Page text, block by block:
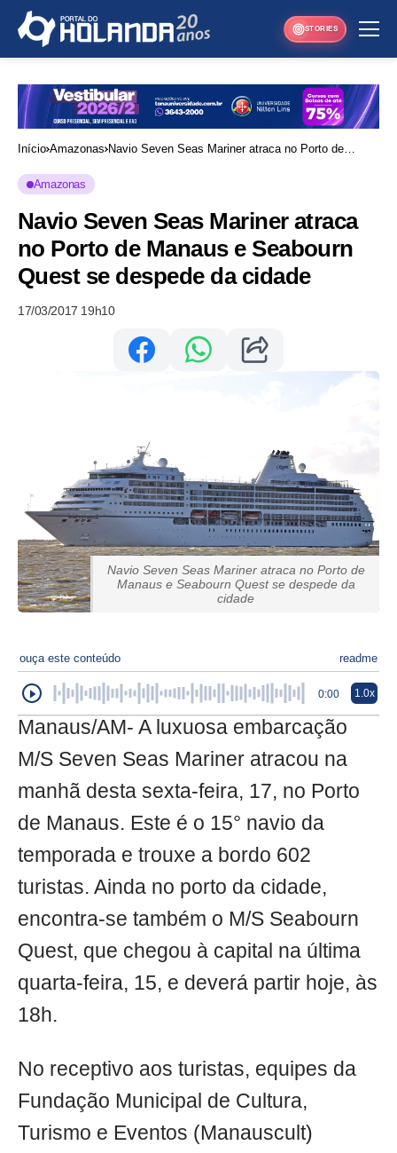
STORIES
Início Amazonas Navio Seven Seas Mariner atraca no Porto de
Amazonas
Navio Seven Seas Mariner atraca
no Porto de Manaus e Seabourn
Quest se despede da cidade
17/03/2017 19h10
Navio Seven Seas Mariner atraca no Porto de
Manaus e Seabourn Quest se despede da
cidade
ouça este conteúdo readme
0:00 1.0x
Manaus/AM- A luxuosa embarcação
M/S Seven Seas Mariner atracou na
manhã desta sexta-feira, 17, no Porto
de Manaus. Este é o 15° navio da
temporada e trouxe a bordo 602
turistas. Ainda no porto da cidade,
encontra-se também o M/S Seabourn
Quest, que chegou à capital na última
quarta-feira, 15, e deverá partir hoje, às
18h.
No receptivo aos turistas, equipes da
Fundação Municipal de Cultura,
Turismo e Eventos (Manauscult)